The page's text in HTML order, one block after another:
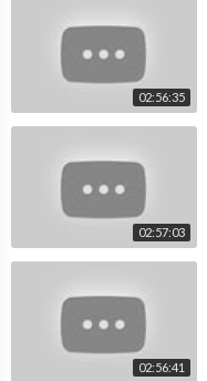
02:56:35
02:57:03
02:56:41